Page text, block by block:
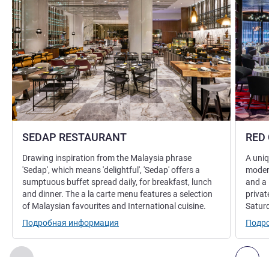
Страница , Ресторан 1 : SEDAP RESTAURANT ,
SEDAP RESTAURANT
Drawing inspiration from the Malaysia phrase
'Sedap', which means 'delightful', 'Sedap' offers a
sumptuous buffet spread daily, for breakfast, lunch
and dinner. The a la carte menu features a selection
of Malaysian favourites and International cuisine.
Подробная информация
A
and a